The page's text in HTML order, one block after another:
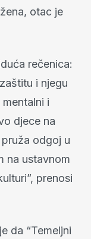
otac je
rečenica:
i njegu
i
djece na
odgoj u
na ustavnom
prenosi
da “Temeljni